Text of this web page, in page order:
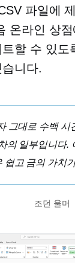
파일에
온라인 상
할 수 있도
니다.
그대로 수백 시
의 일부입니다.
쉽고 금의 가치
조던 울머